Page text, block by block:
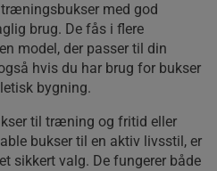
med god
brug. De fås i flere
model, der passer til din
hvis du har brug for bukser
bygning.
til træning og fritid eller
bukser til en aktiv livsstil, er
sikkert valg. De fungerer både